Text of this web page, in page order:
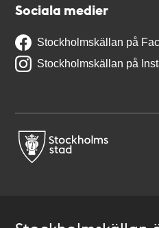
Sociala medier
Stockholmskällan på
Stockholmskällan på